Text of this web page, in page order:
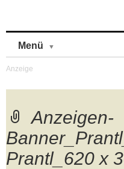
Menü
Anzeigen-
Prantl_620 x